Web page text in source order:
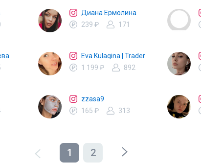
Диана Ермолина
239 ₽
171
Eva Kulagina | Trader
1 199 ₽
892
zzasa9
165 ₽
313
1 2